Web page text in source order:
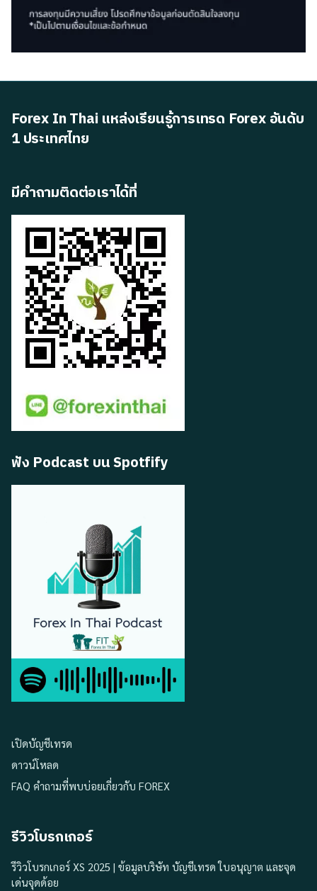
Forex In Thai แหล่งเรียนรู้การเทรด Forex อันดับ
1 ประเทศไทย
มีคำถามติดต่อเราได้ที่
ฟัง Podcast บน Spotfify
เปิดบัญชีเทรด
ดาวน์โหลด
FAQ คำถามที่พบบ่อยเกี่ยวกับ FOREX
รีวิวโบรกเกอร์
รีวิวโบรกเกอร์ XS 2025 | ข้อมูลบริษัท บัญชีเทรด ใบอนุญาต และจุด
เด่นจุดด้อย